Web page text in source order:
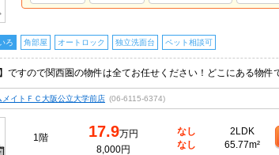
ろ 角部屋 オートロック 独立洗面台 ペット相談可
イトＦＣ大阪公立大学前店 (06-6115-6374)
1階 17.9万円
8,000円
なし
なし
2LDK
65.77m²